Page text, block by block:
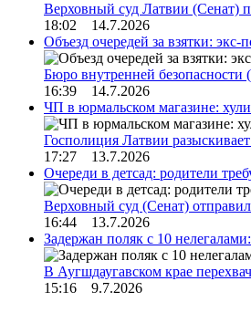
Верховный суд Латвии (Сенат)
18:02 14.7.2026
Объезд очередей за взятки:
Бюро внутренней
16:39 14.7.2026
ЧП в юрмальском магазине:
Госполиция Латвии
17:27 13.7.2026
Очереди в детсад: родители
Верховный суд (Сенат)
16:44 13.7.2026
Задержан поляк с 10
В Аугшдаугавском крае
15:16 9.7.2026